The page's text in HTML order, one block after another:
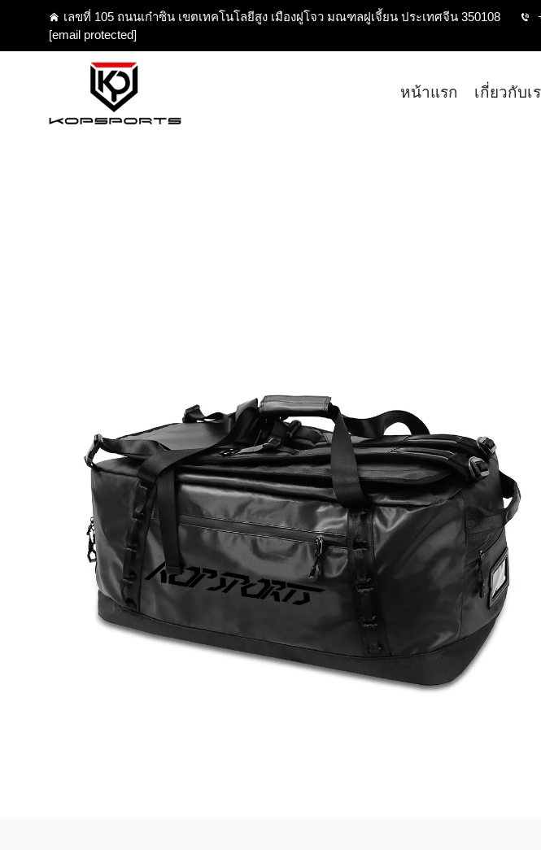
เลขที่ 105 ถนนเก๋าซิน เขตเทคโนโลยีสูง เมืองฝูโจว มณฑลฝูเจี้ยน ประเทศจีน 350108
[email protected]
หน้าแรก เกี่ยวกับเ